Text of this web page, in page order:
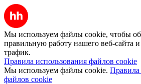
Мы используем файлы cookie, чтобы
правильную работу нашего веб-сайта и
трафик.
Правила использования файлов cookie
Мы используем файлы cookie. Правила
файлов cookie